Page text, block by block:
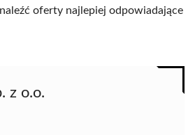
oferty najlepiej odpowiadające
z o.o.